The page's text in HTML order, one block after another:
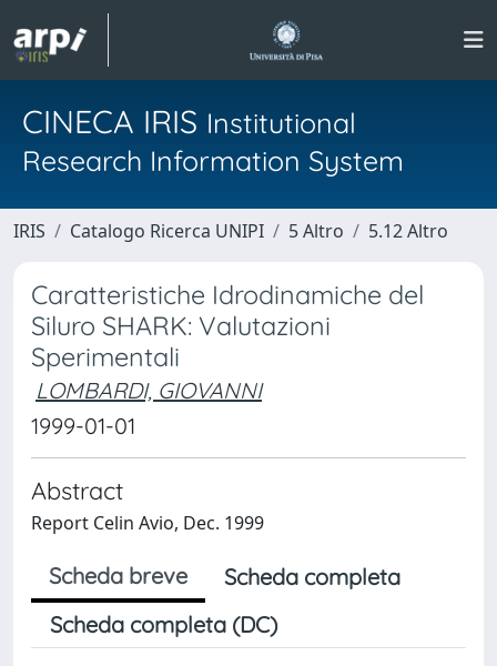
CINECA IRIS Institutional
Research Information System
IRIS Catalogo Ricerca UNIPI 5 Altro 5.12 Altro
Caratteristiche Idrodinamiche del
Siluro SHARK: Valutazioni
Sperimentali
LOMBARDI, GIOVANNI
1999-01-01
Abstract
Report Celin Avio, Dec. 1999
Scheda breve
Scheda completa
Scheda completa (DC)